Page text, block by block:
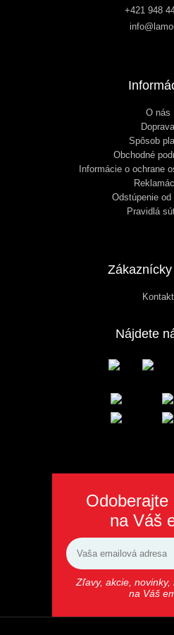
+421 948
O nás
Doprava
Spôsob
Obchodné
Informácie o ochrane
Odstúpenie
Pravidlá
Kontakt
Nájdete
Odoberajte
na Váš
Zľavy, akcie,
na Váš